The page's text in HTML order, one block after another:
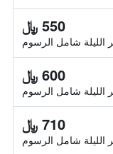
550 ﷼
الليلة شامل الرسوم
600 ﷼
الليلة شامل الرسوم
710 ﷼
الليلة شامل الرسوم